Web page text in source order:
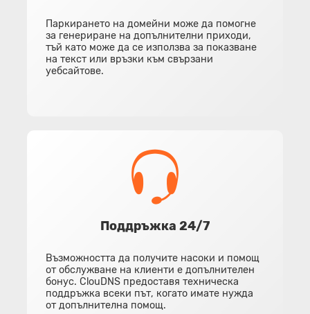
Паркирането на домейни може да помогне
за генериране на допълнителни приходи,
тъй като може да се използва за показване
на текст или връзки към свързани
уебсайтове.
Поддръжка 24/7
Възможността да получите насоки и помощ
от обслужване на клиенти е допълнителен
бонус. ClouDNS предоставя техническа
поддръжка всеки път, когато имате нужда
от допълнителна помощ.